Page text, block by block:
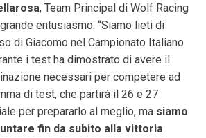
, Team Principal di Wolf Racing
entusiasmo: “Siamo lieti di
di Giacomo nel Campionato Italiano
i test ha dimostrato di avere il
necessari per competere ad
di test, che partirà il 26 e 27
per prepararlo al meglio, ma siamo
fin da subito alla vittoria